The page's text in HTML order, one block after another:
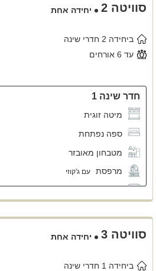
סוויטה 2 יחידה אחת
ביחידה 2 חדרי שינה
עד 6 אורחים
חדר שינה 1
מיטה זוגית
ספה נפתחת
מטבחון מאובזר
מרפסת
עם ג'קוזי
שידות לאחסוןסוויטה 3 יחידה אחת
ביחידה 1 חדרי שינה